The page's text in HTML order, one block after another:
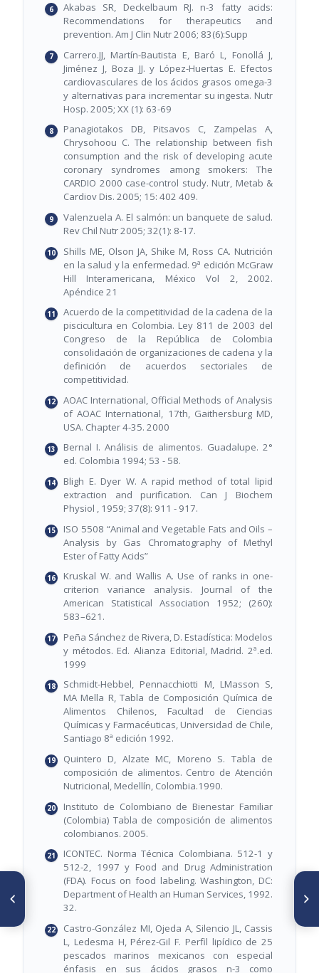
Akabas SR, Deckelbaum RJ. n-3 fatty acids:
Recommendations for therapeutics and
prevention. Am J Clin Nutr 2006; 83(6):Supp
Carrero.JJ, Martín-Bautista E, Baró L, Fonollá J,
Jiménez J, Boza JJ. y López-Huertas E. Efectos
cardiovasculares de los ácidos grasos omega-3
y alternativas para incrementar su ingesta. Nutr
Hosp. 2005; XX (1): 63-69
Panagiotakos DB, Pitsavos C, Zampelas A,
Chrysohoou C. The relationship between fish
consumption and the risk of developing acute
coronary syndromes among smokers: The
CARDIO 2000 case-control study. Nutr, Metab &
Cardiov Dis. 2005; 15: 402 409.
Valenzuela A. El salmón: un banquete de salud.
Rev Chil Nutr 2005; 32(1): 8-17.
Shills ME, Olson JA, Shike M, Ross CA. Nutrición
en la salud y la enfermedad. 9ª edición McGraw
Hill Interamericana, México Vol 2, 2002.
Apéndice 21
Acuerdo de la competitividad de la cadena de la
piscicultura en Colombia. Ley 811 de 2003 del
Congreso de la República de Colombia
consolidación de organizaciones de cadena y la
definición de acuerdos sectoriales de
competitividad.
AOAC International, Official Methods of Analysis
of AOAC International, 17th, Gaithersburg MD,
USA. Chapter 4-35. 2000
Bernal I. Análisis de alimentos. Guadalupe. 2°
ed. Colombia 1994; 53 - 58.
Bligh E. Dyer W. A rapid method of total lipid
extraction and purification. Can J Biochem
Physiol , 1959; 37(8): 911 - 917.
ISO 5508 “Animal and Vegetable Fats and Oils –
Analysis by Gas Chromatography of Methyl
Ester of Fatty Acids”
Kruskal W. and Wallis A. Use of ranks in one-
criterion variance analysis. Journal of the
American Statistical Association 1952; (260):
583–621.
Peña Sánchez de Rivera, D. Estadística: Modelos
y métodos. Ed. Alianza Editorial, Madrid. 2ª.ed.
1999
Schmidt-Hebbel, Pennacchiotti M, LMasson S,
MA Mella R, Tabla de Composición Química de
Alimentos Chilenos, Facultad de Ciencias
Químicas y Farmacéuticas, Universidad de Chile,
Santiago 8ª edición 1992.
Quintero D, Alzate MC, Moreno S. Tabla de
composición de alimentos. Centro de Atención
Nutricional, Medellín, Colombia.1990.
Instituto de Colombiano de Bienestar Familiar
(Colombia) Tabla de composición de alimentos
colombianos. 2005.
ICONTEC. Norma Técnica Colombiana. 512-1 y
512-2, 1997 y Food and Drug Administration
(FDA). Focus on food labeling. Washington, DC:
Department of Health an Human Services, 1992.
32.
Castro-González MI, Ojeda A, Silencio JL, Cassis
L, Ledesma H, Pérez-Gil F. Perfil lipídico de 25
pescados marinos mexicanos con especial
énfasis en sus ácidos grasos n-3 como
ARTÍCULO ANTERIOR
Fatty acid concentration,
proximate composition, and
mineral composition in
fishbone flour of Nile Tilapia
SIGUIENTE ARTÍCULO
Composición química y
guayaba (Psidium guajava L.)